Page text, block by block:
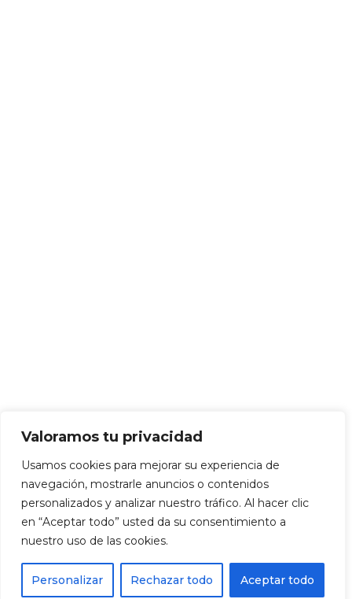
Valoramos tu privacidad
Usamos cookies para mejorar su experiencia de
navegación, mostrarle anuncios o contenidos
personalizados y analizar nuestro tráfico. Al hacer clic
en “Aceptar todo” usted da su consentimiento a
nuestro uso de las cookies.
Personalizar Rechazar todo Aceptar todo